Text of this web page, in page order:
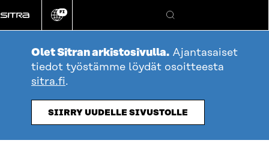
suoraan
sisältöön
Vaihda
kieli
FI
Hae
Olet Sitran arkistosivulla. Ajantasaiset
tiedot työstämme löydät osoitteesta
sitra.fi.
SIIRRY UUDELLE SIVUSTOLLE